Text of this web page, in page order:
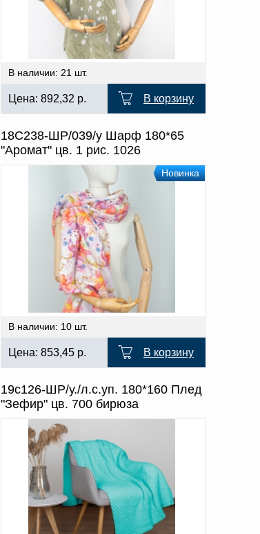
В наличии: 21 шт.
Цена: 892,32 р. В корзину
18С238-ШР/039/у Шарф 180*65
"Аромат" цв. 1 рис. 1026
Новинка
В наличии: 10 шт.
Цена: 853,45 р. В корзину
19с126-ШР/у./л.с.уп. 180*160 Плед
"Зефир" цв. 700 бирюза